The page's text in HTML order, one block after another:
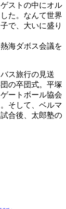
ストの中にオル
た。なんて世界
で、大いに盛り
海ダボス会議を
ス旅行の見送
の卒団式。平塚
ートボール協会
そして、ベルマ
合後、太郎塾の